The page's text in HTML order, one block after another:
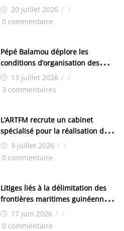
de Kamsar des techniciens
chimistes (H/F)
20 juillet 2026 / /
0 commentaire
Pépé Balamou déplore les
conditions d’organisation des
examens nationaux : « Si ce sont
les élections, on trouve tous les
13 juillet 2026 / /
3 commentaires
L’ARTFM recrute un cabinet
spécialisé pour la réalisation des
études techniques
9 juillet 2026 / /
0 commentaire
Litiges liés à la délimitation des
frontières maritimes guinéennes:
Idrissa Chérif écrit au ministre
des Hydrocarbures
17 juin 2026 / /
0 commentaire